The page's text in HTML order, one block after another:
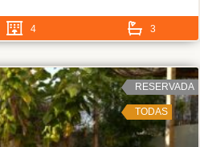
4 3
RESERVADA
TODAS